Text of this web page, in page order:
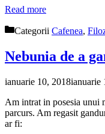
Read more
Categorii Cafenea,
Nebunia de a
ianuarie 10, 2018ianuarie
Am intrat in posesia unui
parcurs. Am regasit
ar fi: